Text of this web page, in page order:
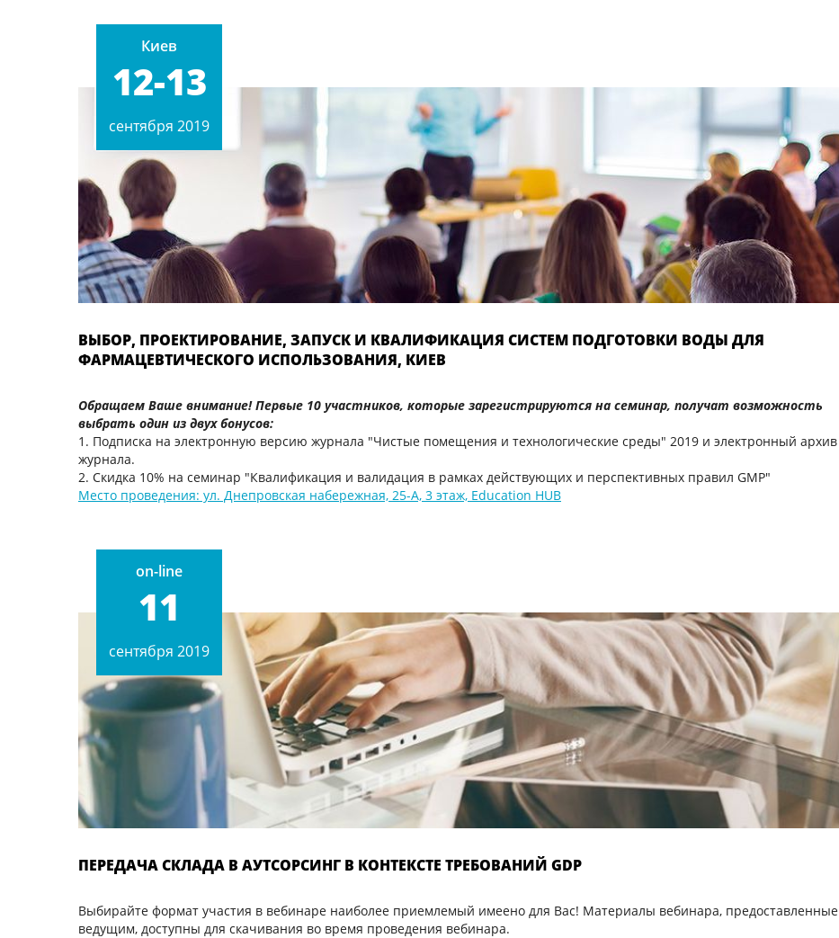
Киев
12-13
сентября 2019
ВЫБОР, ПРОЕКТИРОВАНИЕ, ЗАПУСК И КВАЛИФИКАЦИЯ СИСТЕМ ПОДГОТОВКИ ВОДЫ ДЛЯ
ФАРМАЦЕВТИЧЕСКОГО ИСПОЛЬЗОВАНИЯ, КИЕВ
Обращаем Ваше внимание! Первые 10 участников, которые зарегистрируются на семинар, получат возможность
выбрать один из двух бонусов:
1. Подписка на электронную версию журнала "Чистые помещения и технологические среды" 2019 и электронный архив
журнала.
2. Скидка 10% на семинар "Квалификация и валидация в рамках действующих и перспективных правил GMP"
Место проведения: ул. Днепровская набережная, 25-А, 3 этаж, Education HUB
on-line
11
сентября 2019
ПЕРЕДАЧА СКЛАДА В АУТСОРСИНГ В КОНТЕКСТЕ ТРЕБОВАНИЙ GDP
Выбирайте формат участия в вебинаре наиболее приемлемый имеено для Вас! Материалы вебинара, предоставленные
ведущим, доступны для скачивания во время проведения вебинара.